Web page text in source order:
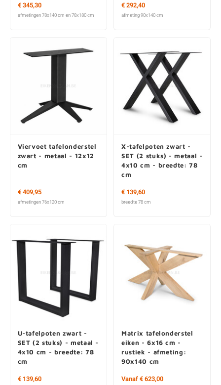
€ 345,30
afmetingen 78x140 cm en 78x180 cm
€ 292,40
afmeting 90x140 cm
Viervoet tafelonderstel
zwart - metaal - 12x12
cm
€ 409,95
afmetingen 76x120 cm
X-tafelpoten zwart -
SET (2 stuks) - metaal -
4x10 cm - breedte: 78
cm
€ 139,60
breedte 78 cm
U-tafelpoten zwart -
SET (2 stuks) - metaal -
4x10 cm - breedte: 78
cm
€ 139,60
Matrix tafelonderstel
eiken - 6x16 cm -
rustiek - afmeting:
90x140 cm
Vanaf € 623,00